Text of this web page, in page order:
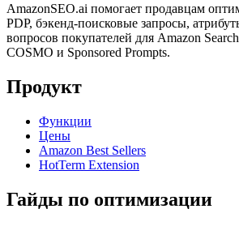
AmazonSEO.ai помогает продавцам
PDP, бэкенд-поисковые запросы,
вопросов покупателей для Amazon
COSMO и Sponsored Prompts.
Продукт
Функции
Цены
Amazon Best Sellers
HotTerm Extension
Гайды по оптимизации